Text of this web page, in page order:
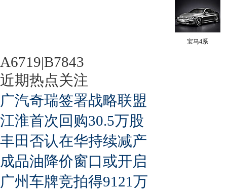
宝马4系
A6719|B7843
近期热点关注
广汽奇瑞签署战略联盟
江淮首次回购30.5万股
丰田否认在华持续减产
成品油降价窗口或开启
广州车牌竞拍得9121万